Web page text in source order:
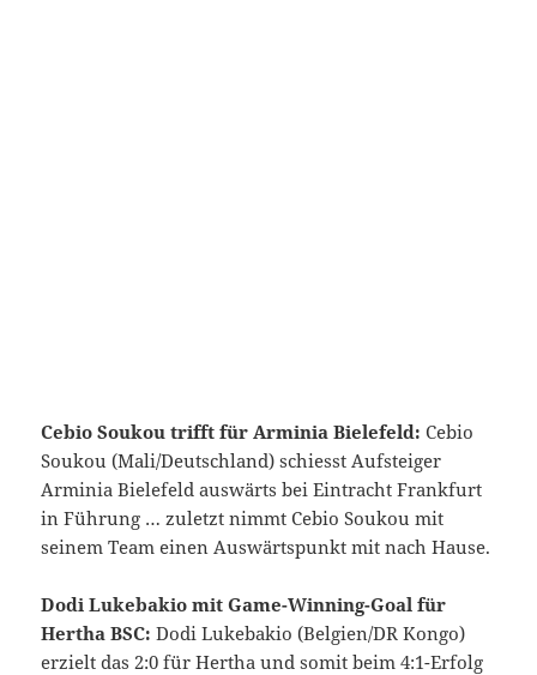
Cebio Soukou trifft für Arminia Bielefeld: Cebio
Soukou (Mali/Deutschland) schiesst Aufsteiger
Arminia Bielefeld auswärts bei Eintracht Frankfurt
in Führung … zuletzt nimmt Cebio Soukou mit
seinem Team einen Auswärtspunkt mit nach Hause.
Dodi Lukebakio mit Game-Winning-Goal für
Hertha BSC: Dodi Lukebakio (Belgien/DR Kongo)
erzielt das 2:0 für Hertha und somit beim 4:1-Erfolg